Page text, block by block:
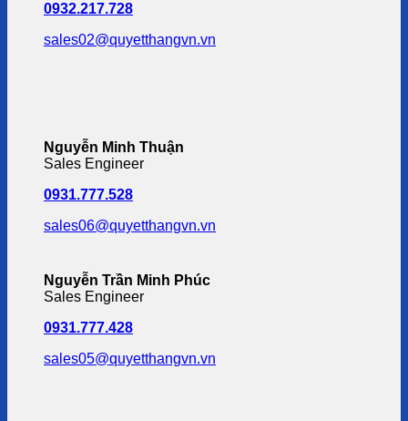
0932.217.728
sales02@quyetthangvn.vn
Nguyễn Minh Thuận
Sales Engineer
0931.777.528
sales06@quyetthangvn.vn
Nguyễn Trần Minh Phúc
Sales Engineer
0931.777.428
sales05@quyetthangvn.vn